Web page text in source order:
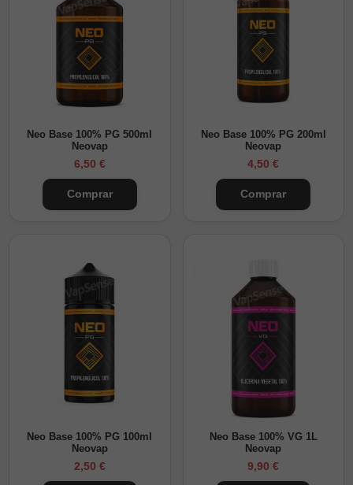
Neo Base 100% PG 500ml
Neovap
6,50 €
Comprar
Neo Base 100% PG 200ml
Neovap
4,50 €
Comprar
Neo Base 100% PG 100ml
Neovap
2,50 €
Neo Base 100% VG 1L
Neovap
9,90 €